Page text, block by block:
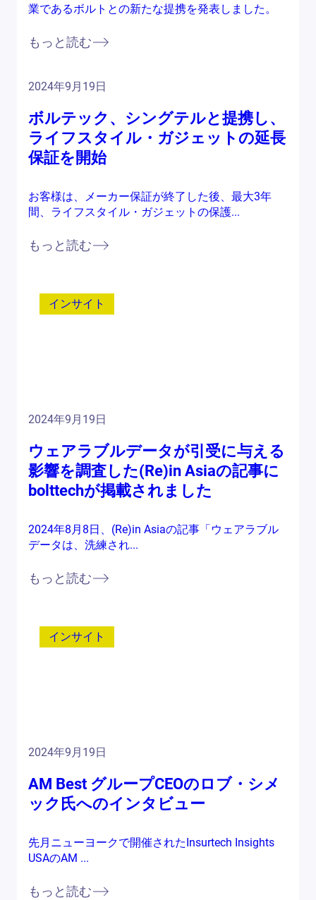
業であるボルトとの新たな提携を発表しました。
もっと読む
2024年9月19日
ボルテック、シングテルと提携し、
ライフスタイル・ガジェットの延長
保証を開始
お客様は、メーカー保証が終了した後、最大3年
間、ライフスタイル・ガジェットの保護...
もっと読む
インサイト
2024年9月19日
ウェアラブルデータが引受に与える
影響を調査した(Re)in Asiaの記事に
bolttechが掲載されました
2024年8月8日、(Re)in Asiaの記事「ウェアラブル
データは、洗練され...
もっと読む
インサイト
2024年9月19日
AM Best グループCEOのロブ・シメ
ック氏へのインタビュー
先月ニューヨークで開催されたInsurtech Insights
USAのAM ...
もっと読む